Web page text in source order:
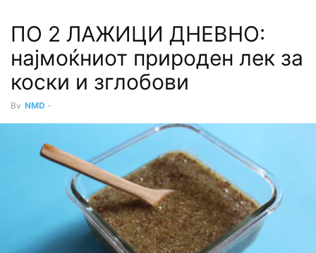
ПО 2 ЛАЖИЦИ ДНЕВНО:
најмоќниот природен лек за
коски и зглобови
By NMD -